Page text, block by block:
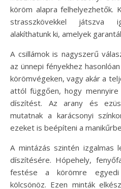
köröm alapra felhelyezhetők.
strasszkövekkel játszva
alakíthatunk ki, amelyek
A csillámok is nagyszerű
az ünnepi fényekhez
körömvégeken, vagy akár a
attól függően, hogy mennyire
díszítést. Az arany és
mutatnak a karácsonyi
ezeket is beépíteni a
A mintázás szintén izgalmas
díszítésére. Hópehely,
festése a körömre
kölcsönöz. Ezen minták